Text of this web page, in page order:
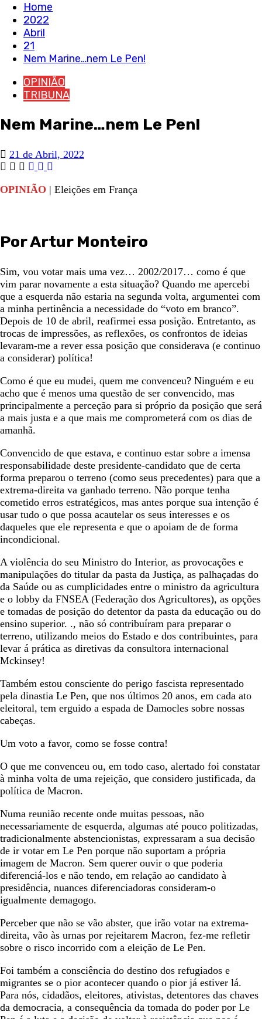
Home
2022
Abril
21
Nem Marine…nem Le Pen!
OPINIÃO
TRIBUNA
Nem Marine…nem Le Pen!
21 de Abril, 2022
OPINIÃO | Eleições em França
Por Artur Monteiro
Sim, vou votar mais uma vez… 2002/2017… como é que
vim parar novamente a esta situação? Quando me apercebi
que a esquerda não estaria na segunda volta, argumentei com
a minha pertinência a necessidade do “voto em branco”.
Depois de 10 de abril, reafirmei essa posição. Entretanto, as
trocas de impressões, as reflexões, os confrontos de ideias
levaram-me a rever essa posição que considerava (e continuo
a considerar) política!
Como é que eu mudei, quem me convenceu? Ninguém e eu
acho que é menos uma questão de ser convencido, mas
principalmente a perceção para si próprio da posição que será
a mais justa e a que mais me comprometerá com os dias de
amanhã.
Convencido de que estava, e continuo estar sobre a imensa
responsabilidade deste presidente-candidato que de certa
forma preparou o terreno (como seus precedentes) para que a
extrema-direita va ganhado terreno. Não porque tenha
cometido erros estratégicos, mas antes porque sua intenção é
usar tudo o que possa acautelar os seus interesses e os
daqueles que ele representa e que o apoiam de de forma
incondicional.
A violência do seu Ministro do Interior, as provocações e
manipulações do titular da pasta da Justiça, as palhaçadas do
da Saúde ou as cumplicidades entre o ministro da agricultura
e o lobby da FNSEA (Federação dos Agricultores), as opções
e tomadas de posição do detentor da pasta da educação ou do
ensino superior. ., não só contribuíram para preparar o
terreno, utilizando meios do Estado e dos contribuintes, para
levar á prática as diretivas da consultora internacional
Mckinsey!
Também estou consciente do perigo fascista representado
pela dinastia Le Pen, que nos últimos 20 anos, em cada ato
eleitoral, tem erguido a espada de Damocles sobre nossas
cabeças.
Um voto a favor, como se fosse contra!
O que me convenceu ou, em todo caso, alertado foi constatar
à minha volta de uma rejeição, que considero justificada, da
política de Macron.
Numa reunião recente onde muitas pessoas, não
necessariamente de esquerda, algumas até pouco politizadas,
tradicionalmente abstencionistas, expressaram a sua decisão
de ir votar em Le Pen porque não suportam a própria
imagem de Macron. Sem querer ouvir o que poderia
diferenciá-los e não tendo, em relação ao candidato à
presidência, nuances diferenciadoras consideram-o
igualmente demagogo.
Perceber que não se vão abster, que irão votar na extrema-
direita, vão às urnas por rejeitarem Macron, fez-me refletir
sobre o risco incorrido com a eleição de Le Pen.
Foi também a consciência do destino dos refugiados e
migrantes se o pior acontecer quando o pior já estiver lá.
Para nós, cidadãos, eleitores, ativistas, detentores das chaves
da democracia, a consequência da tomada do poder por Le